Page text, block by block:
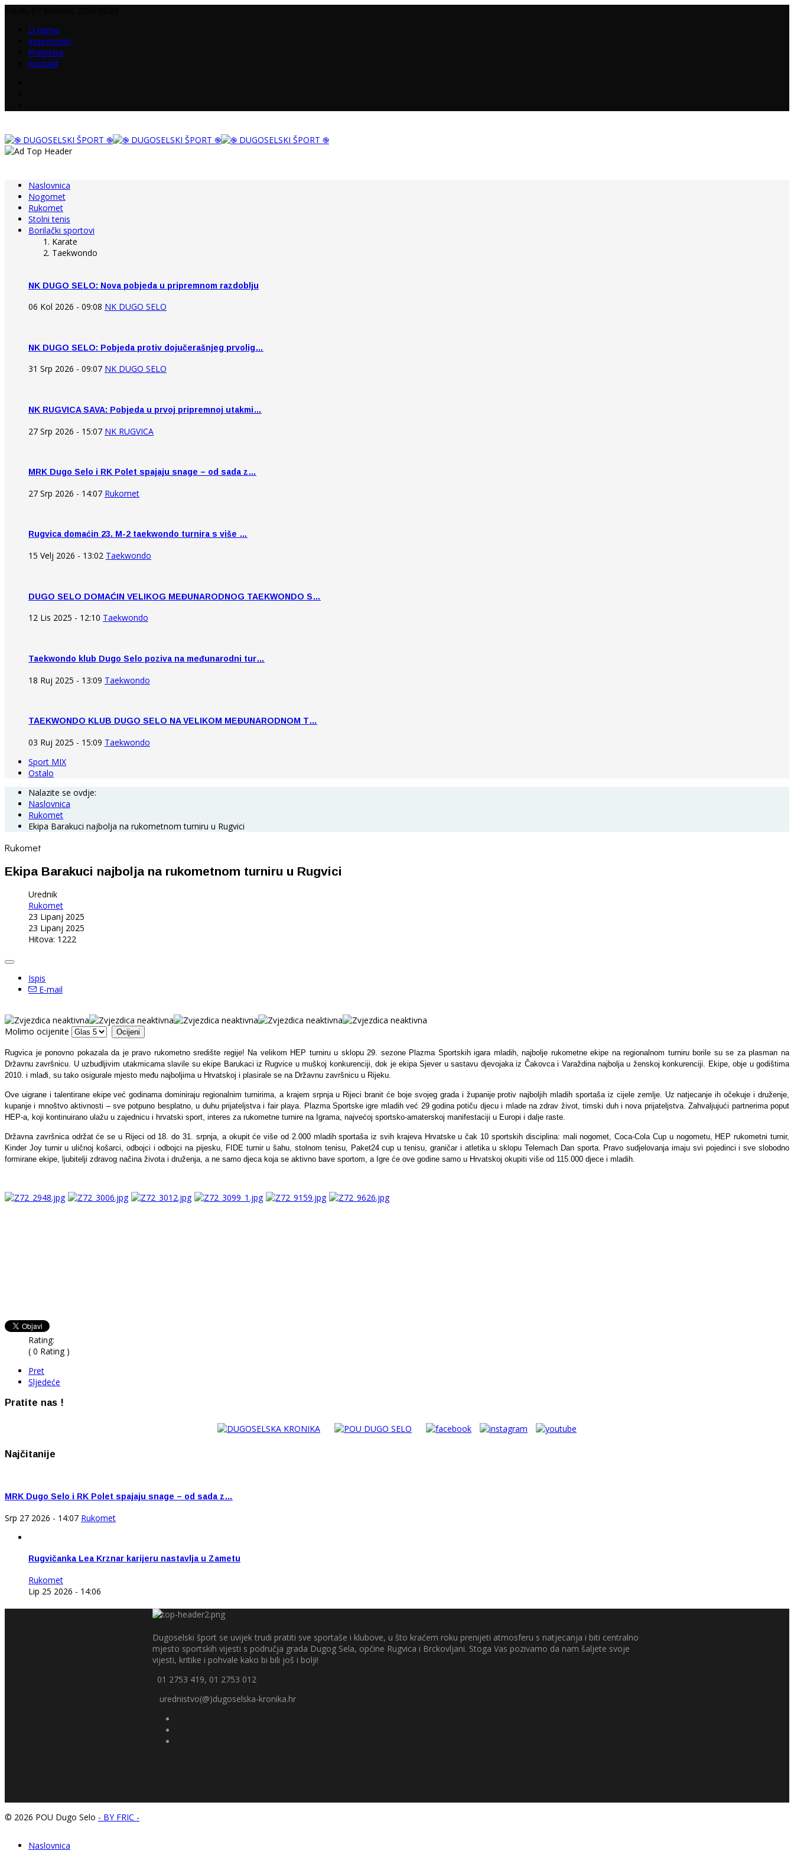
O nama
Impressum
Pretplata
Kontakt
Naslovnica
Nogomet
Rukomet
Stolni tenis
Borilački sportovi
Karate
Taekwondo
NK DUGO SELO: Nova pobjeda u pripremnom razdoblju
06 Kol 2026 - 09:08 NK DUGO SELO
NK DUGO SELO: Pobjeda protiv dojučerašnjeg prvolig…
31 Srp 2026 - 09:07 NK DUGO SELO
NK RUGVICA SAVA: Pobjeda u prvoj pripremnoj utakmi…
27 Srp 2026 - 15:07 NK RUGVICA
MRK Dugo Selo i RK Polet spajaju snage – od sada z…
27 Srp 2026 - 14:07 Rukomet
Rugvica domaćin 23. M-2 taekwondo turnira s više …
15 Velj 2026 - 13:02 Taekwondo
DUGO SELO DOMAĆIN VELIKOG MEĐUNARODNOG TAEKWONDO S…
12 Lis 2025 - 12:10 Taekwondo
Taekwondo klub Dugo Selo poziva na međunarodni tur…
18 Ruj 2025 - 13:09 Taekwondo
TAEKWONDO KLUB DUGO SELO NA VELIKOM MEĐUNARODNOM T…
03 Ruj 2025 - 15:09 Taekwondo
Sport MIX
Ostalo
Nalazite se ovdje:
Naslovnica
Rukomet
Ekipa Barakuci najbolja na rukometnom turniru u Rugvici
Rukomet
Ekipa Barakuci najbolja na rukometnom turniru u Rugvici
Urednik
Rukomet
23 Lipanj 2025
23 Lipanj 2025
Hitova: 1222
Ispis
E-mail
Molimo ocijenite
Rugvica je ponovno pokazala da je pravo rukometno središte regije! Na velikom HEP turniru u sklopu 29. sezone Plazma Sportskih igara mladih, najbolje rukometne ekipe na regionalnom turniru borile su se za plasman na
Državnu završnicu. U uzbudljivim utakmicama slavile su ekipe Barukaci iz Rugvice u muškoj konkurenciji, dok je ekipa Sjever u sastavu djevojaka iz Čakovca i Varaždina najbolja u ženskoj konkurenciji. Ekipe, obje u godištima
2010. i mlađi, su tako osigurale mjesto među najboljima u Hrvatskoj i plasirale se na Državnu završnicu u Rijeku.
Ove uigrane i talentirane ekipe već godinama dominiraju regionalnim turnirima, a krajem srpnja u Rijeci branit će boje svojeg grada i županije protiv najboljih mladih sportaša iz cijele zemlje. Uz natjecanje ih očekuje i druženje,
kupanje i mnoštvo aktivnosti – sve potpuno besplatno, u duhu prijateljstva i fair playa.
Plazma Sportske igre mladih već 29 godina potiču djecu i mlade na zdrav život, timski duh i nova prijateljstva. Zahvaljujući partnerima poput
HEP-a, koji kontinuirano ulažu u zajednicu i hrvatski sport, interes za rukometne turnire na Igrama, najvećoj sportsko-amaterskoj manifestaciji u Europi i dalje raste.
Državna završnica održat će se u Rijeci od 18. do 31. srpnja, a okupit će više od 2.000 mladih sportaša iz svih krajeva Hrvatske u čak 10 sportskih disciplina: mali nogomet, Coca-Cola Cup u nogometu, HEP rukometni turnir,
Kinder Joy turnir u uličnoj košarci, odbojci i odbojci na pijesku, FIDE turnir u šahu, stolnom tenisu, Paket24 cup u tenisu, graničar i atletika u sklopu Telemach Dan sporta. Pravo sudjelovanja imaju svi pojedinci i sve slobodno
formirane ekipe, ljubitelji zdravog načina života i druženja, a ne samo djeca koja se aktivno bave sportom, a Igre će ove godine samo u Hrvatskoj okupiti više od 115.000 djece i mladih.
Rating:
( 0 Rating )
Pret
Sljedeće
Pratite nas !
Najčitanije
MRK Dugo Selo i RK Polet spajaju snage – od sada z…
Srp 27 2026 - 14:07 Rukomet
Rugvičanka Lea Krznar karijeru nastavlja u Zametu
Rukomet
Lip 25 2026 - 14:06
Dugoselski šport se uvijek trudi pratiti sve sportaše i klubove, u što kraćem roku prenijeti atmosferu s natjecanja i biti centralno
mjesto sportskih vijesti s područja grada Dugog Sela, općine Rugvica i Brckovljani. Stoga Vas pozivamo da nam šaljete svoje
vijesti, kritike i pohvale kako bi bili još i bolji!
01 2753 419, 01 2753 012
urednistvo(@)dugoselska-kronika.hr
© 2026 POU Dugo Selo - BY FRIC -
Naslovnica